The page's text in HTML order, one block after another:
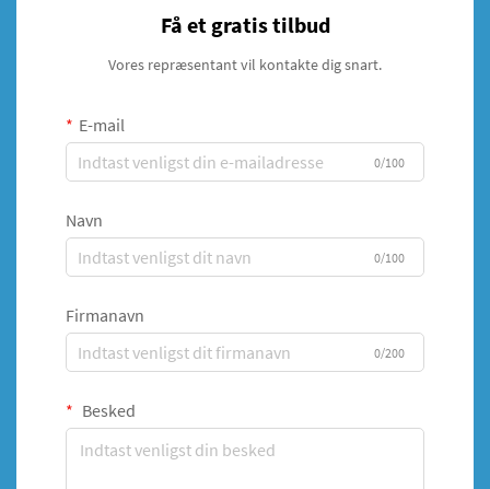
Få et gratis tilbud
Vores repræsentant vil kontakte dig snart.
E-mail
0/100
Navn
0/100
Firmanavn
0/200
Besked